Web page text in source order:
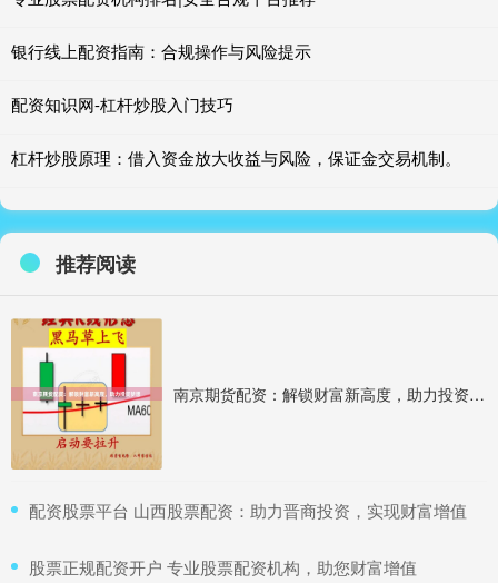
银行线上配资指南：合规操作与风险提示
配资知识网-杠杆炒股入门技巧
杠杆炒股原理：借入资金放大收益与风险，保证金交易机制。
推荐阅读
南京期货配资：解锁财富新高度，助力投资梦想
​配资股票平台 山西股票配资：助力晋商投资，实现财富增值
​股票正规配资开户 专业股票配资机构，助您财富增值